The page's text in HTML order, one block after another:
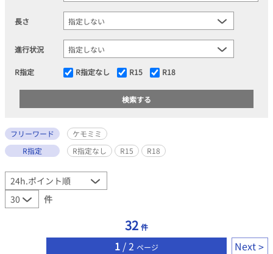
長さ
進行状況
R指定 R指定なし R15 R18
フリーワード
ケモミミ
R指定
R指定なし R15 R18
件
32 件
1 / 2 ページ Next